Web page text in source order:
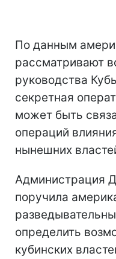
По данным
рассматривают
руководства
секретная
может быть
операций
нынешних
Администрация
поручила
определить
кубинских